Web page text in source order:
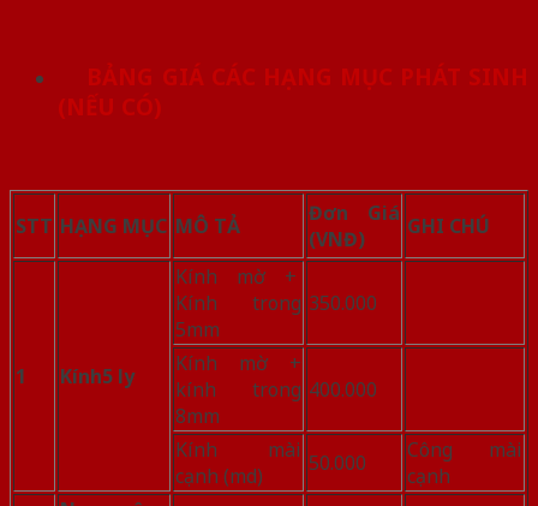
BẢNG GIÁ CÁC HẠNG MỤC PHÁT SINH
(NẾU CÓ)
STT HẠNG MỤC MÔ TẢ
Đơn Giá
(VNĐ)
GHI CHÚ
1 Kính5 ly
Kính mờ +
Kính trong
5mm
350.000
Kính mờ +
kính trong
8mm
400.000
Kính mài
cạnh (md)
50.000
Công mài
cạnh